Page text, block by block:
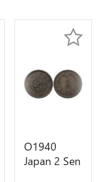
Silver
O1940
Japan 2 Sen